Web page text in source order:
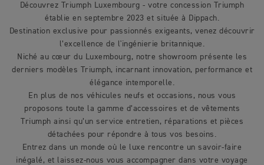
Découvrez Triumph Luxembourg - votre concession Triumph
établie en septembre 2023 et située à Dippach.
Destination exclusive pour passionnés exigeants, venez découvrir
l’excellence de l'ingénierie britannique.
Niché au cœur du Luxembourg, notre showroom présente les
derniers modèles Triumph, incarnant innovation, performance et
élégance intemporelle.
En plus de nos véhicules neufs et occasions, nous vous
proposons toute la gamme d’accessoires et de vêtements
Triumph ainsi qu’un service entretien, réparations et pièces
détachées pour répondre à tous vos besoins.
Entrez dans un monde où le luxe rencontre un savoir-faire
inégalé, et laissez-nous vous accompagner dans votre voyage